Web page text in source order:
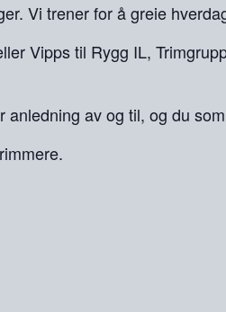
Vi trener for å greie
Vipps til Rygg IL,
av og til, og du